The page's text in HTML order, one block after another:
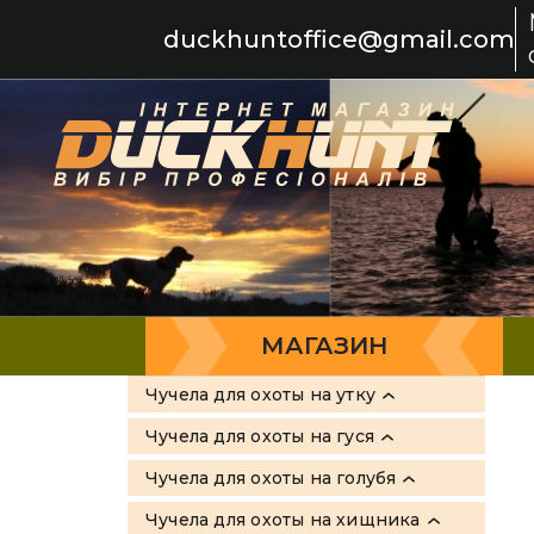
duckhuntoffice@gmail.com
МАГАЗИН
Чучела для охоты на утку
Все товары
Greenhead Gear
Flambeau
MOJO Outdoors
Чучела для охоты на гуся
Все товары
Sport-Plast
Greenhead Gear
Чучела для охоты на голубя
Все товары
Чучела для охоты на хищника